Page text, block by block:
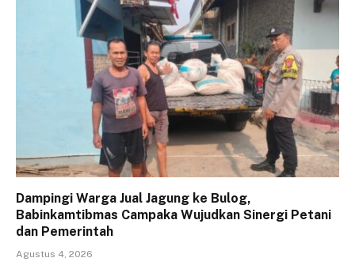
Dampingi Warga Jual Jagung ke Bulog,
Babinkamtibmas Campaka Wujudkan Sinergi Petani
dan Pemerintah
Agustus 4, 2026